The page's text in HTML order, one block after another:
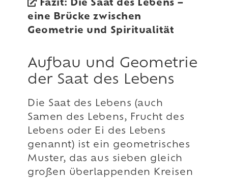
Fazit: Die Saat des Lebens –
eine Brücke zwischen
Geometrie und Spiritualität
Aufbau und Geometrie
der Saat des Lebens
Die Saat des Lebens (auch
Samen des Lebens, Frucht des
Lebens oder Ei des Lebens
genannt) ist ein geometrisches
Muster, das aus sieben gleich
großen überlappenden Kreisen